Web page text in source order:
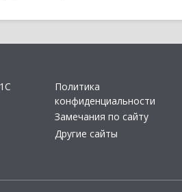
Политика
конфиденциальности
Замечания по сайту
Другие сайты